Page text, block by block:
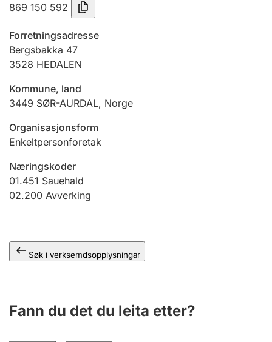
Tinglysing
Jeger
Ektepaktrettleiaren
Andre tema
869 150 592
Forretningsadresse
Bergsbakka 47
3528 HEDALEN
Kommune, land
3449 SØR-AURDAL, Norge
Organisasjonsform
Enkeltpersonforetak
Næringskoder
01.451 Sauehald
02.200 Avverking
Søk i verksemdsopplysningar
Fann du det du leita etter?